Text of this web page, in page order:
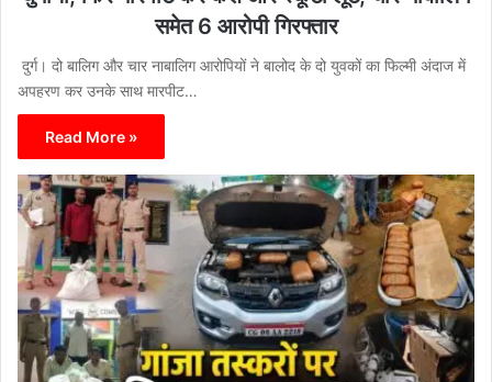
समेत 6 आरोपी गिरफ्तार
दुर्ग। दो बालिग और चार नाबालिग आरोपियों ने बालोद के दो युवकों का फिल्मी अंदाज में
अपहरण कर उनके साथ मारपीट…
Read More »